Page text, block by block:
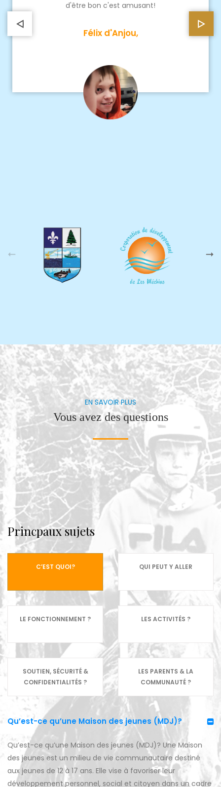
d'être bon c'est amusant!
Félix d'Anjou,
EN SAVOIR PLUS
Vous avez des questions
Princpaux sujets
C’EST QUOI? QUI PEUT Y ALLER
LE FONCTIONNEMENT ? LES ACTIVITÉS ?
SOUTIEN, SÉCURITÉ &
CONFIDENTIALITÉS ?
LES PARENTS & LA
COMMUNAUTÉ ?
Qu’est-ce qu’une Maison des jeunes (MDJ)?
Qu’est-ce qu’une Maison des jeunes (MDJ)? Une Maison
des jeunes est un milieu de vie communautaire destiné
aux jeunes de 12 à 17 ans. Elle vise à favoriser leur
développement personnel, social et citoyen dans un cadre